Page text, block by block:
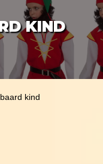
KIND
kind